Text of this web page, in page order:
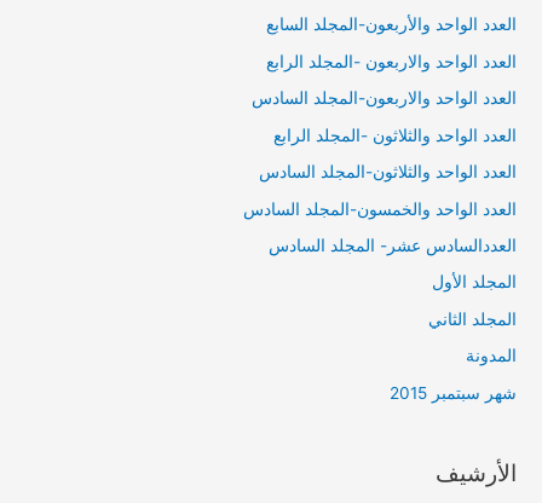
العدد الواحد والأربعون-المجلد السابع
العدد الواحد والاربعون -المجلد الرابع
العدد الواحد والاربعون-المجلد السادس
العدد الواحد والثلاثون -المجلد الرابع
العدد الواحد والثلاثون-المجلد السادس
العدد الواحد والخمسون-المجلد السادس
العددالسادس عشر- المجلد السادس
المجلد الأول
المجلد الثاني
المدونة
شهر سبتمبر 2015
الأرشيف